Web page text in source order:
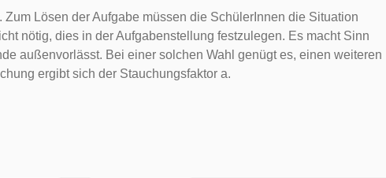
Lösen der Aufgabe müssen die SchülerInnen die Situation
nötig, dies in der Aufgabenstellung festzulegen. Es macht Sinn
außenvorlässt. Bei einer solchen Wahl genügt es, einen weiteren
ergibt sich der Stauchungsfaktor a.